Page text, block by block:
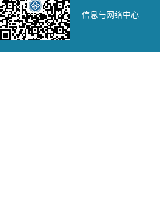
信息与网络中心